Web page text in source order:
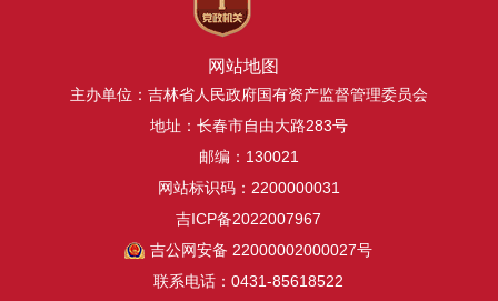
网站地图
主办单位：吉林省人民政府国有资产监督管理委员会
地址：长春市自由大路283号
邮编：130021
网站标识码：2200000031
吉ICP备2022007967
吉公网安备 22000002000027号
联系电话：0431-85618522